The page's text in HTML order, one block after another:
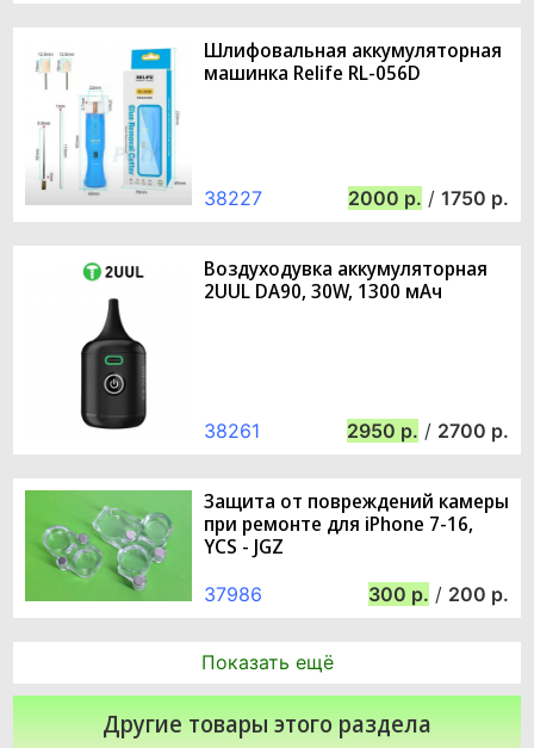
Шлифовальная аккумуляторная
машинка Relife RL-056D
38227 2000 / 1750
Воздуходувка аккумуляторная
2UUL DA90, 30W, 1300 мАч
38261 2950 / 2700
Защита от повреждений камеры
при ремонте для iPhone 7-16,
YCS - JGZ
37986 300 / 200
Показать ещё
Другие товары этого раздела